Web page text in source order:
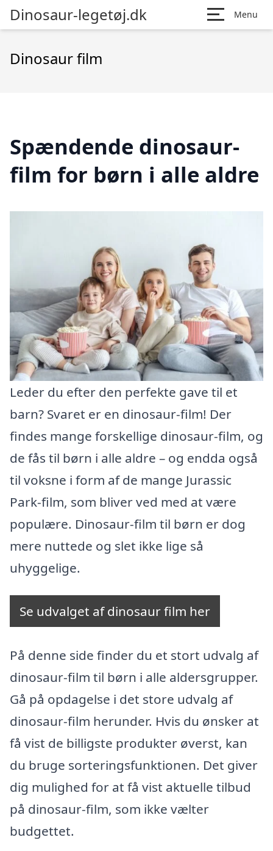
Dinosaur-legetøj.dk Menu
Dinosaur film
Spændende dinosaur-
film for børn i alle aldre
Leder du efter den perfekte gave til et
barn? Svaret er en dinosaur-film! Der
findes mange forskellige dinosaur-film, og
de fås til børn i alle aldre – og endda også
til voksne i form af de mange Jurassic
Park-film, som bliver ved med at være
populære. Dinosaur-film til børn er dog
mere nuttede og slet ikke lige så
uhyggelige.
Se udvalget af dinosaur film her
På denne side finder du et stort udvalg af
dinosaur-film til børn i alle aldersgrupper.
Gå på opdagelse i det store udvalg af
dinosaur-film herunder. Hvis du ønsker at
få vist de billigste produkter øverst, kan
du bruge sorteringsfunktionen. Det giver
dig mulighed for at få vist aktuelle tilbud
på dinosaur-film, som ikke vælter
budgettet.